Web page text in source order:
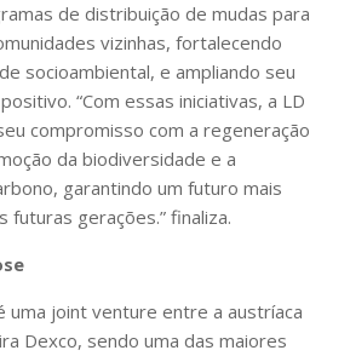
de distribuição de mudas para
vizinhas, fortalecendo
socioambiental, e ampliando seu
“Com essas iniciativas, a LD
compromisso com a regeneração
da biodiversidade e a
garantindo um futuro mais
futuras gerações.” finaliza.
uma joint venture entre a austríaca
Dexco, sendo uma das maiores